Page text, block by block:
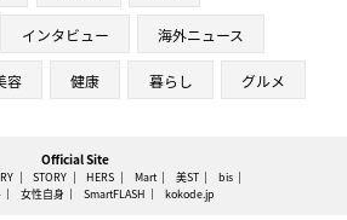
インタビュー 海外ニュース
容 健康 暮らし グルメ
Official Site
STORY HERS Mart 美ST
bis
女性自身 SmartFLASH kokode.jp